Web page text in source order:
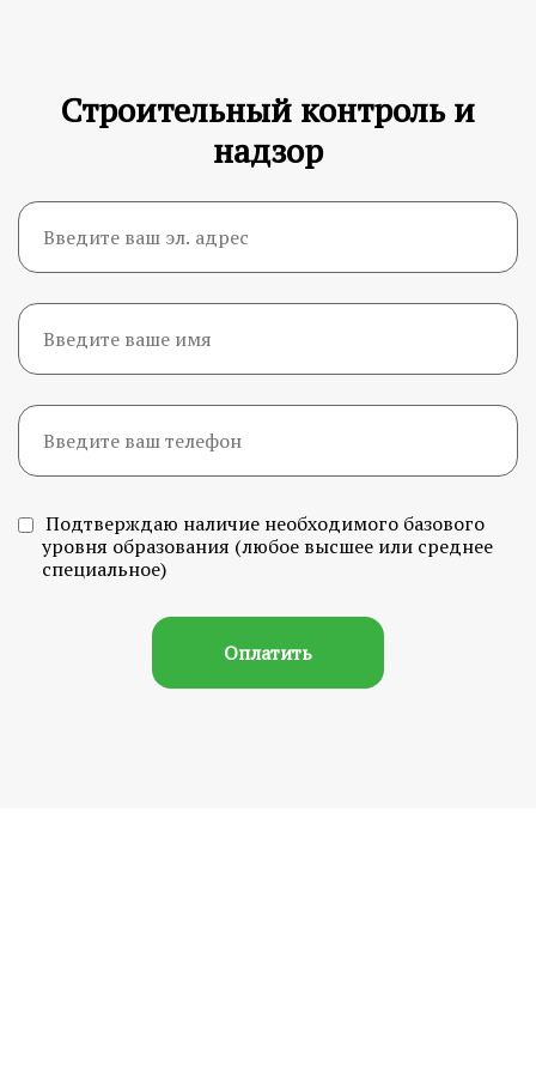
Строительный контроль и
надзор
Подтверждаю наличие необходимого базового
уровня образования (любое высшее или среднее
специальное)
Оплатить